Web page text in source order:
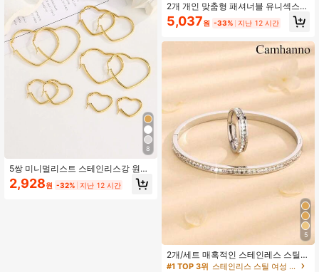
8
5쌍 미니멀리스트 스테인리스강 원형
후프 귀걸이, 남녀 공용 적합
2,928원 -32% 지난 12 시간
2개 개인 맞춤형 패셔너블 유니섹스
할로우 타원형 스테인리스 스틸 팔찌
& 반지 세트, 여자친구 선물
5,037원 -33% 지난 12 시간
5
2개/세트 매혹적인 스테인레스 스틸
스퀘어 큐빅 지르코니아 팔찌 및 여성
#1 TOP 3위 스테인리스 스틸 여성 보석 세트